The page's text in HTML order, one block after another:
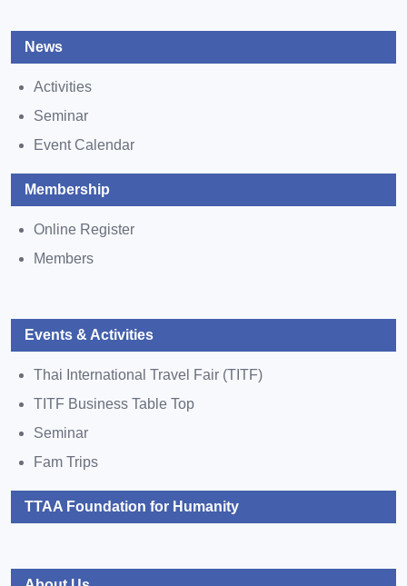
News
Activities
Seminar
Event Calendar
Membership
Online Register
Members
Events & Activities
Thai International Travel Fair (TITF)
TITF Business Table Top
Seminar
Fam Trips
TTAA Foundation for Humanity